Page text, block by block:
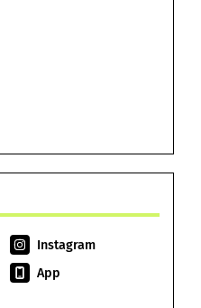
Instagram
App